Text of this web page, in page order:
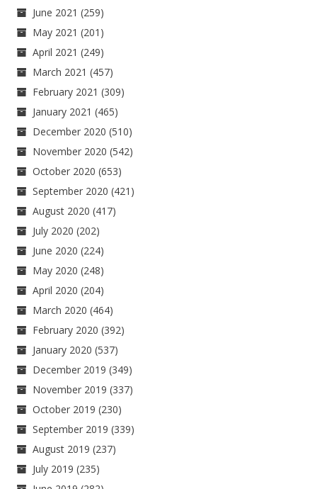
June 2021 (259)
May 2021 (201)
April 2021 (249)
March 2021 (457)
February 2021 (309)
January 2021 (465)
December 2020 (510)
November 2020 (542)
October 2020 (653)
September 2020 (421)
August 2020 (417)
July 2020 (202)
June 2020 (224)
May 2020 (248)
April 2020 (204)
March 2020 (464)
February 2020 (392)
January 2020 (537)
December 2019 (349)
November 2019 (337)
October 2019 (230)
September 2019 (339)
August 2019 (237)
July 2019 (235)